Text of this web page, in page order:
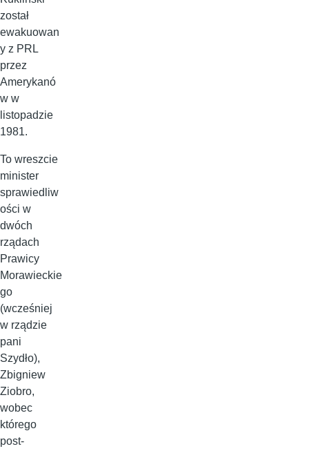
został
ewakuowan
y z PRL
przez
Amerykanó
w w
listopadzie
1981.
To wreszcie
minister
sprawiedliw
ości w
dwóch
rządach
Prawicy
Morawieckie
go
(wcześniej
w rządzie
pani
Szydło),
Zbigniew
Ziobro,
wobec
którego
post-